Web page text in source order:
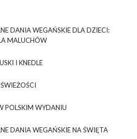
DANIA WEGAŃSKIE DLA DZIECI:
MALUCHÓW
I KNEDLE
POLSKIM WYDANIU
DANIA WEGAŃSKIE NA ŚWIĘTA